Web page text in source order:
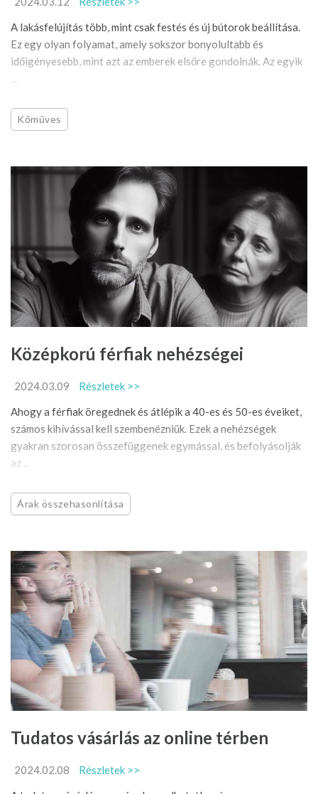
A lakásfelújítás több, mint csak festés és új bútorok beállítása.
Ez egy olyan folyamat, amely sokszor bonyolultabb és
időigényesebb, mint azt az emberek elsőre gondolnák. Az egyik
...
Kőműves
Középkorú férfiak nehézségei
2024.03.09
Részletek >>
Ahogy a férfiak öregednek és átlépik a 40-es és 50-es éveiket,
számos kihívással kell szembenézniük. Ezek a nehézségek
gyakran szorosan összefüggenek egymással, és befolyásolják
az ...
Árak összehasonlítása
Tudatos vásárlás az online térben
2024.02.08
Részletek >>